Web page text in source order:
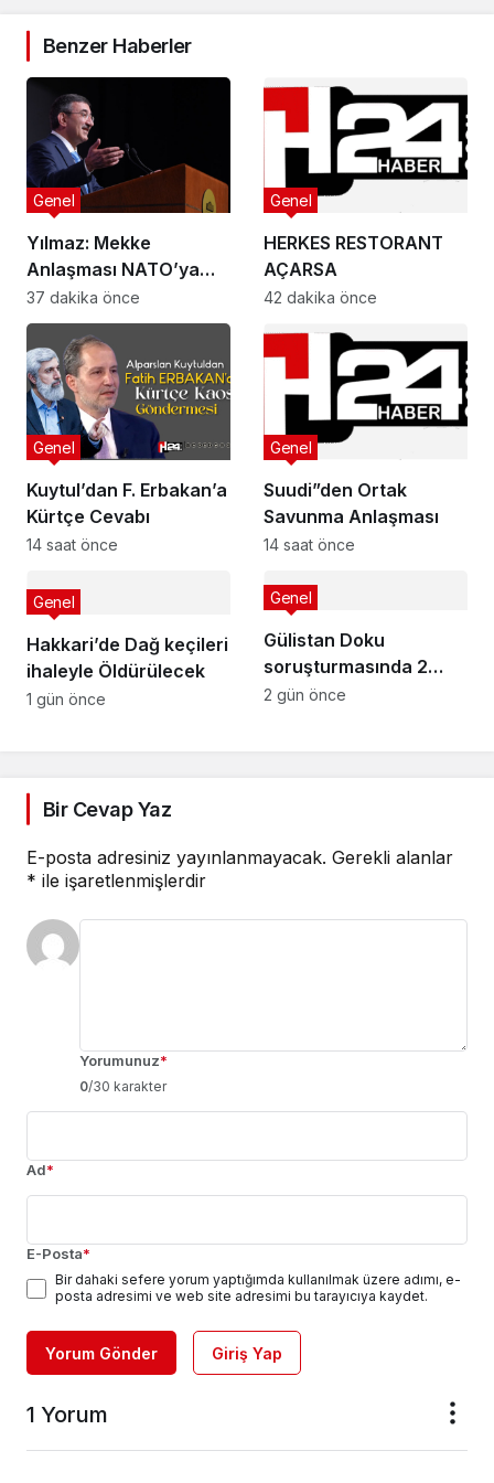
Benzer Haberler
Yılmaz: Mekke
Anlaşması NATO’ya
veya herhangi bir
ittifaka alternatif bir
yapı değil
Genel
37 dakika önce
HERKES RESTORANT
AÇARSA
Genel
42 dakika önce
Kuytul’dan F. Erbakan’a
Kürtçe Cevabı
Genel
14 saat önce
Suudi”den Ortak
Savunma Anlaşması
Genel
14 saat önce
Hakkari’de Dağ keçileri
ihaleyle Öldürülecek
Genel
1 gün önce
Gülistan Doku
soruşturmasında 2
dalgıç tutuklandı
Genel
2 gün önce
Bir Cevap Yaz
E-posta adresiniz yayınlanmayacak. Gerekli alanlar
* ile işaretlenmişlerdir
Yorumunuz*
0/30 karakter
Ad*
E-Posta*
Bir dahaki sefere yorum yaptığımda kullanılmak üzere adımı, e-
posta adresimi ve web site adresimi bu tarayıcıya kaydet.
Yorum Gönder Giriş Yap
1 Yorum